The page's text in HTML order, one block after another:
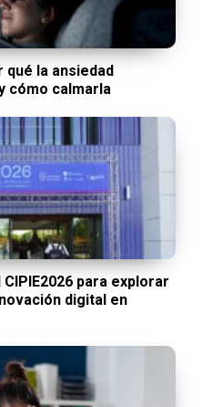
qué la ansiedad
cómo calmarla
para explorar
digital en